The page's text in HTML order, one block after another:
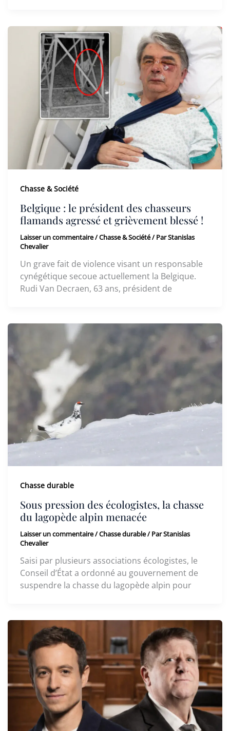
Chasse & Société
Belgique : le président des chasseurs
flamands agressé et grièvement blessé !
Laisser un commentaire/Chasse & Société/ ParStanislas
Chevalier
Un grave fait de violence visant un responsable
cynégétique secoue actuellement la Belgique.
Rudi Van Decraen, 63 ans, président de
Chasse durable
Sous pression des écologistes, la chasse
du lagopède alpin menacée
Laisser un commentaire/Chasse durable/ ParStanislas
Chevalier
Saisi par plusieurs associations écologistes, le
Conseil d’État a ordonné au gouvernement de
suspendre la chasse du lagopède alpin pour